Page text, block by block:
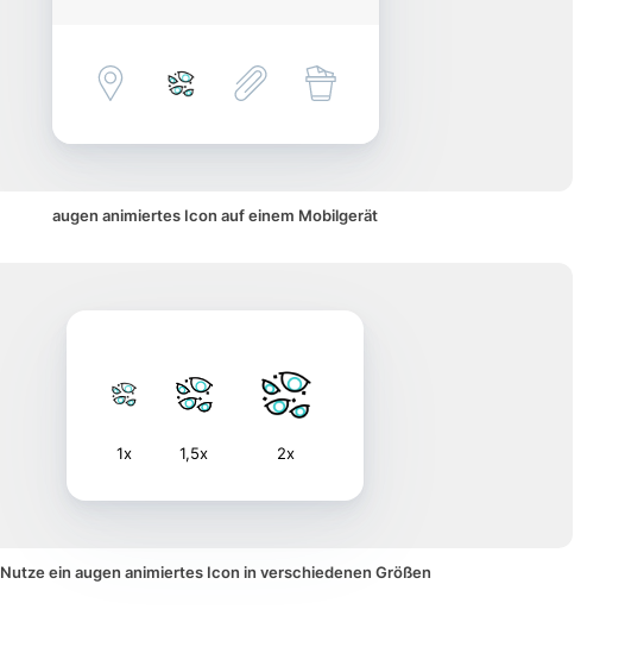
augen animiertes Icon auf einem Mobilgerät
1x 1,5x 2x
Nutze ein augen animiertes Icon in verschiedenen Größen